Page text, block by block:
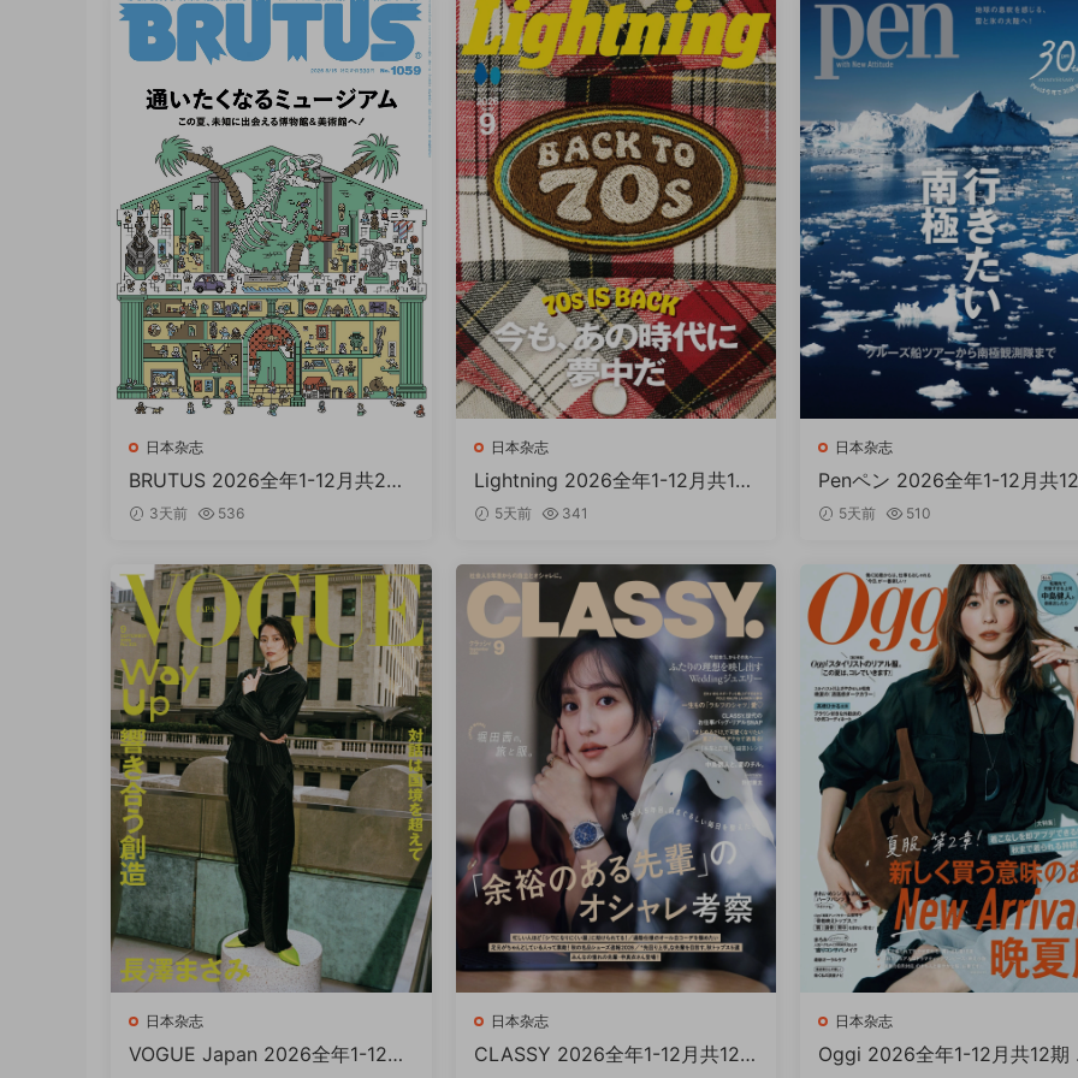
日本杂志
BRUTUS 2026全年1-12月共24
期+增刊 PDF
3天前 536
日本杂志
Lightning 2026全年1-12月共12
期 PDF
5天前 341
日本杂志
Penペン 2026全年1-12月共
PDF5天前 510
日本杂志
VOGUE Japan 2026全年1-12月
日本杂志
CLASSY 2026全年1-12月共12
日本杂志
Oggi 2026全年1-12月共12期